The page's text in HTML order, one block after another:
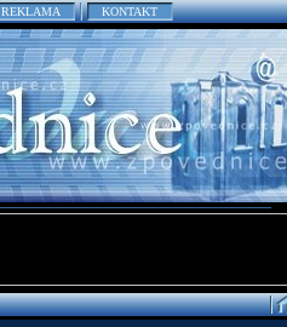
REKLAMA KONTAKT